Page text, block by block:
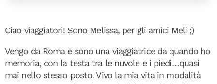
Ciao viaggiatori! Sono Melissa, per gli amici Meli ;)
Vengo da Roma e sono una viaggiatrice da quando ho
memoria, con la testa tra le nuvole e i piedi…quasi
mai nello stesso posto. Vivo la mia vita in modalità